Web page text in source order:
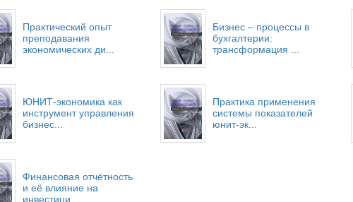
Практический опыт
преподавания
экономических ди...
Бизнес – процессы в
бухгалтерии:
трансформация ...
ЮНИТ-экономика как
инструмент управления
бизнес...
Практика применения
системы показателей
юнит-эк...
Финансовая отчётность
и её влияние на
инвестици...